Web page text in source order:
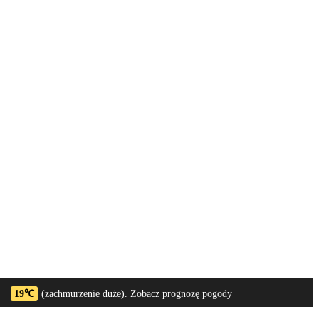
19℃ (zachmurzenie duże). Zobacz prognozę pogody